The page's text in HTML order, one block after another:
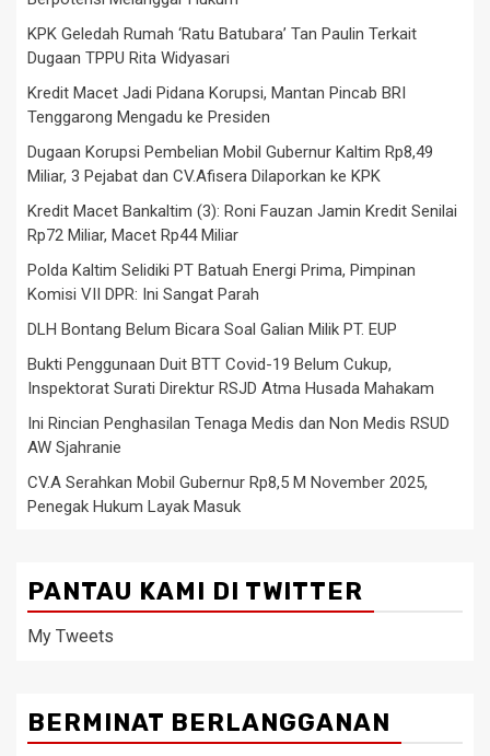
KPK Geledah Rumah ‘Ratu Batubara’ Tan Paulin Terkait
Dugaan TPPU Rita Widyasari
Kredit Macet Jadi Pidana Korupsi, Mantan Pincab BRI
Tenggarong Mengadu ke Presiden
Dugaan Korupsi Pembelian Mobil Gubernur Kaltim Rp8,49
Miliar, 3 Pejabat dan CV.Afisera Dilaporkan ke KPK
Kredit Macet Bankaltim (3): Roni Fauzan Jamin Kredit Senilai
Rp72 Miliar, Macet Rp44 Miliar
Polda Kaltim Selidiki PT Batuah Energi Prima, Pimpinan
Komisi VII DPR: Ini Sangat Parah
DLH Bontang Belum Bicara Soal Galian Milik PT. EUP
Bukti Penggunaan Duit BTT Covid-19 Belum Cukup,
Inspektorat Surati Direktur RSJD Atma Husada Mahakam
Ini Rincian Penghasilan Tenaga Medis dan Non Medis RSUD
AW Sjahranie
CV.A Serahkan Mobil Gubernur Rp8,5 M November 2025,
Penegak Hukum Layak Masuk
PANTAU KAMI DI TWITTER
My Tweets
BERMINAT BERLANGGANAN